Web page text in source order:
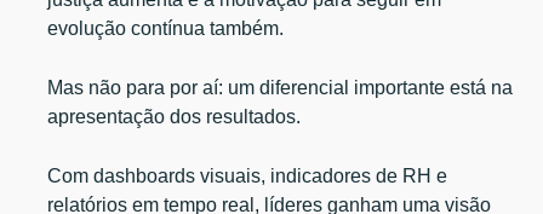
evolução contínua também.
Mas não para por aí: um diferencial importante está na
apresentação dos resultados.
Com dashboards visuais, indicadores de RH e
relatórios em tempo real, líderes ganham uma visão